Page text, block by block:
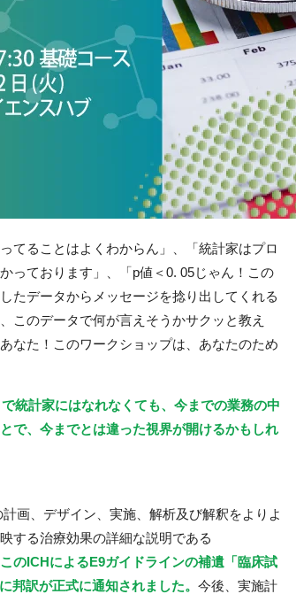
てることはよくわからん」、「統計家はプロ
っております」、「p値＜0. 05じゃん！この
たデータからメッセージを捻り出してくれる
このデータで何が言えそうかサクッと教え
なた！このワークショップは、あなたのため
統計家にはなれなくても、今までの業務の中
で、今までとは違った視界が開けるかもしれ
画、デザイン、実施、解析及び解釈をよりよ
する治療効果の詳細な説明である
このICHによるE9ガイドラインの補遺「臨床試
邦訳が正式に通知されました。 今後、実施計